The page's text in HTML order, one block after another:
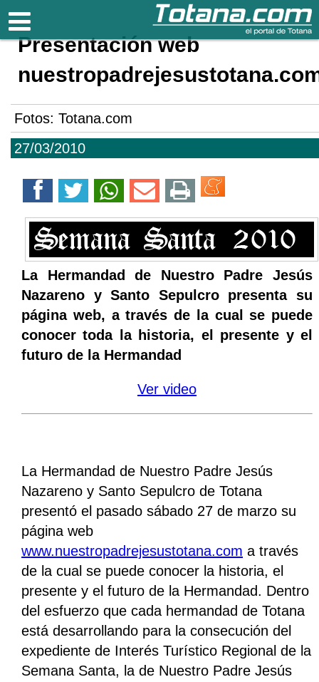
Totana.com
27/03/2010
Presentación web
Fotos: Totana.com
La Hermandad de Nuestro Padre Jesús
Nazareno y Santo Sepulcro presenta su
página web, a través de la cual se puede
conocer toda la historia, el presente y el
futuro de la Hermandad
Ver video
La Hermandad de Nuestro Padre Jesús
Nazareno y Santo Sepulcro de Totana
presentó el pasado sábado 27 de marzo su
página web
www.nuestropadrejesustotana.com a través
de la cual se puede conocer la historia, el
presente y el futuro de la Hermandad. Dentro
del esfuerzo que cada hermandad de Totana
está desarrollando para la consecución del
expediente de Interés Turístico Regional de la
Semana Santa, la de Nuestro Padre Jesús